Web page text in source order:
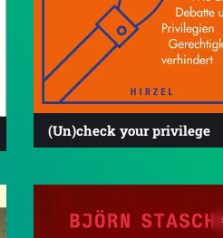
(Un)check your privilege